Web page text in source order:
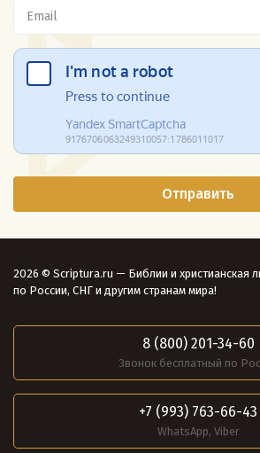
2026 © Scriptura.ru — Библии и христианская
по России, СНГ и другим странам мира!
8 (800) 201-34-60
Звонок бесплатный по
+7 (993) 763-66-43
WhatsApp, Viber